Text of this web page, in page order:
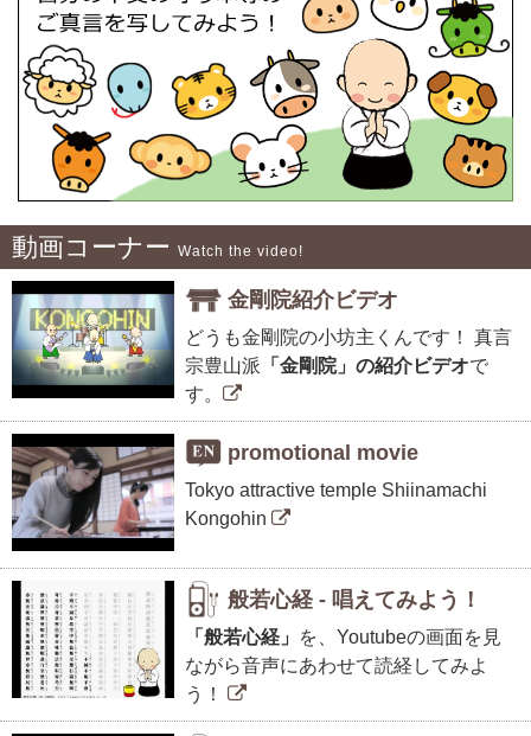
動画コーナー Watch the video!
金剛院紹介ビデオ
どうも金剛院の小坊主くんです！
真言
宗豊山派 「金剛院」の紹介ビデオで
す。
promotional movie
Tokyo attractive temple Shiinamachi
Kongohin
般若心経 - 唱えてみよう！
「般若心経」
を、Youtubeの画面を見
ながら音声にあわせて読経してみよ
う！